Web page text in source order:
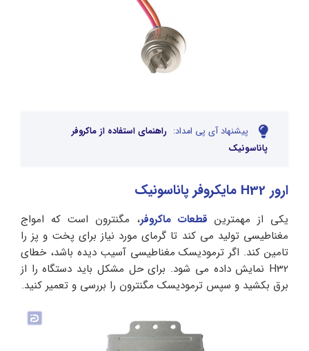
پیشنهاد آی پی امداد: راهنمای استفاده از ماکروفر
پاناسونیک
ارور H32 مایکروفر پاناسونیک
یکی از مهمترین قطعات ماکروفر، مگنترون است که امواج
مغناطیسی تولید می کند تا گرمای مورد نیاز برای پخت و پز را
تامین کند. اگر ترمودیسک مغناطیسی آسیب دیده باشد، خطای
H32 نمایش داده می شود. برای حل مشکل باید دستگاه را از
برق بکشید و سپس ترمودیسک مگنترون را بررسی و تعمیر کنید.